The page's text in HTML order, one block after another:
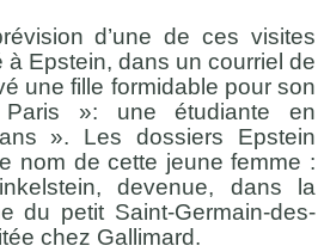
d’une de ces visites
Epstein, dans un courriel de
une fille formidable pour son
»: une étudiante en
». Les dossiers Epstein
nom de cette jeune femme :
devenue, dans la
du petit Saint-Germain-des-
chez Gallimard.